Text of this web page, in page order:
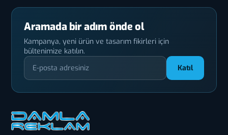
Aramada bir adım önde ol
Kampanya, yeni ürün ve tasarım fikirleri için
bültenimize katılın.
Katıl